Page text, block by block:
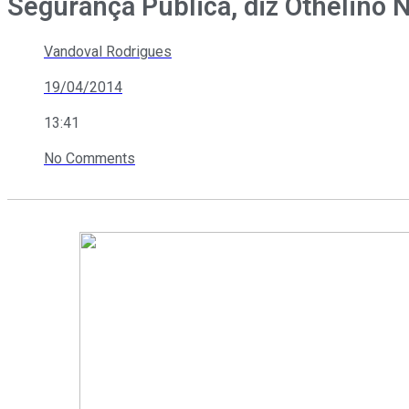
Segurança Pública, diz Othelino
Vandoval Rodrigues
19/04/2014
13:41
No Comments